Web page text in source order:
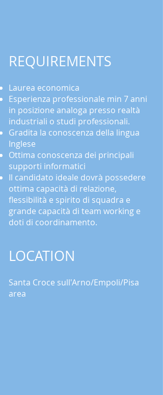
REQUIREMENTS​
Laurea economica
Esperienza professionale min 7 anni
in posizione analoga presso realtà
industriali o studi professionali.
Gradita la conoscenza della lingua
Inglese
Ottima conoscenza dei principali
supporti informatici
Il candidato ideale dovrà possedere
ottima capacità di relazione,
flessibilità e spirito di squadra e
grande capacità di team working e
doti di coordinamento.
LOCATION
Santa Croce sull'Arno/Empoli/Pisa
area